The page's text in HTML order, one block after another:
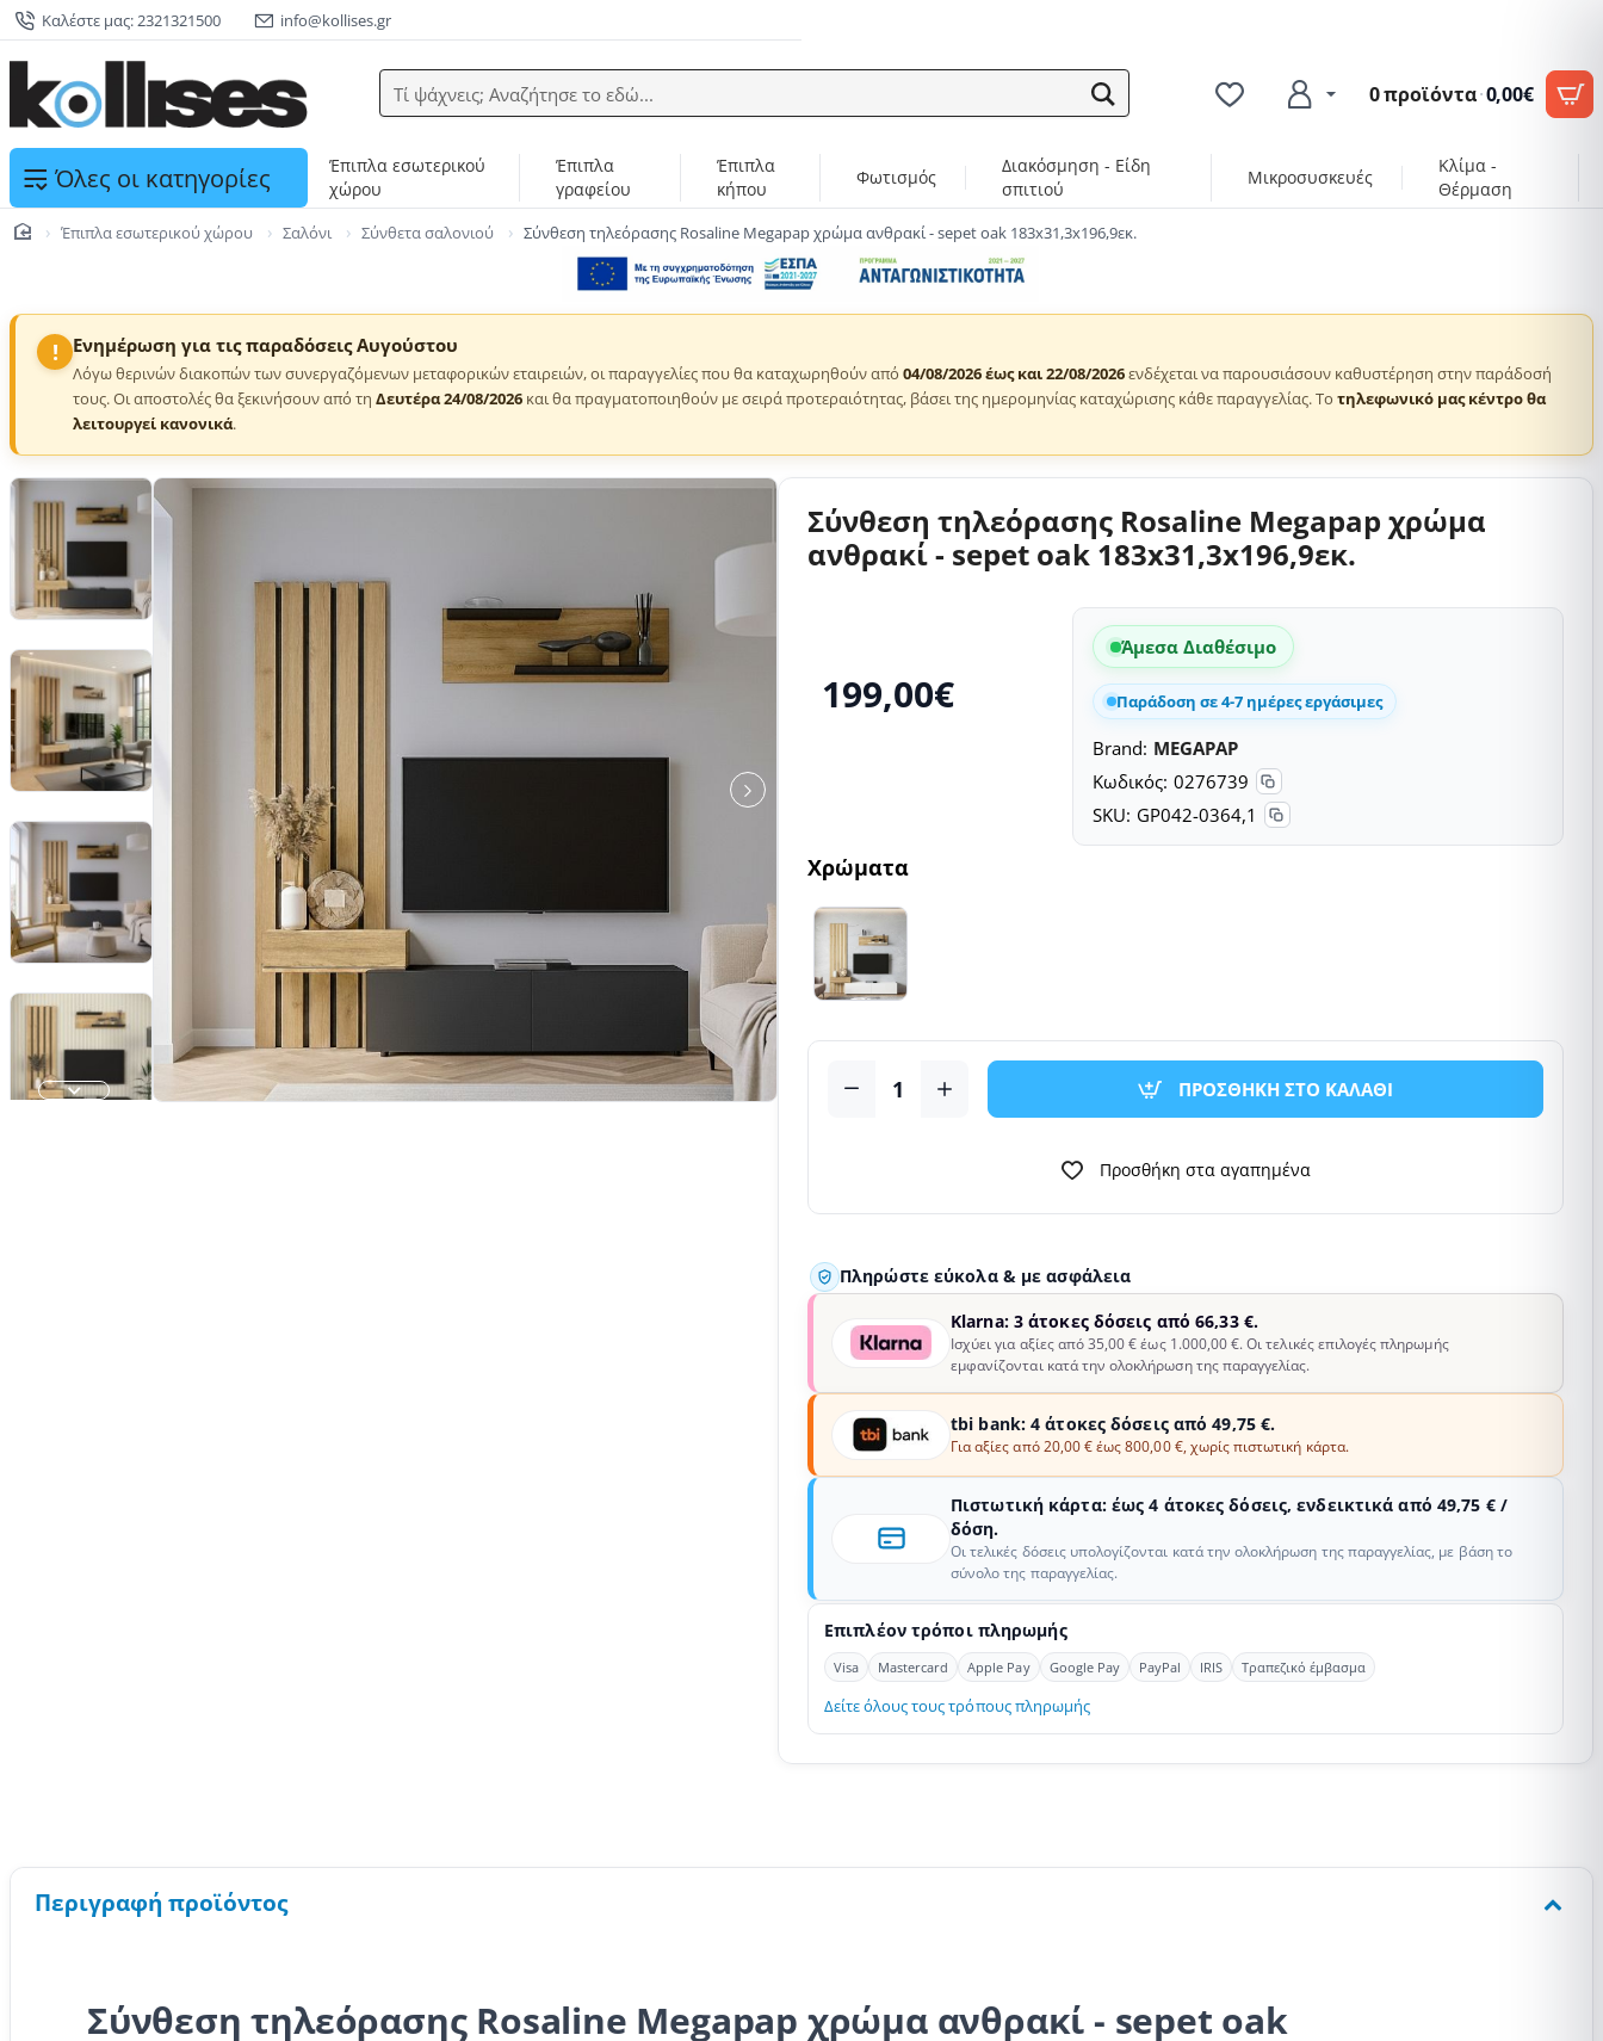
Καλέστε μας: 2321321500 info@kollises.gr
Τί ψάχνεις; Αναζήτησε το εδώ... 0 προϊόντα·0,00€
Όλες οι κατηγορίες
Έπιπλα εσωτερικού
χώρου
Έπιπλα
γραφείου
Έπιπλα
κήπου
Φωτισμός
Διακόσμηση - Είδη
σπιτιού
Μικροσυσκευές
Κλίμα -
Θέρμαση
Έπιπλα εσωτερικού χώρου Σαλόνι Σύνθετα σαλονιού Σύνθεση τηλεόρασης Rosaline Megapap χρώμα ανθρακί - sepet oak 183x31,3x196,9εκ.
! Ενημέρωση για τις παραδόσεις Αυγούστου
Λόγω θερινών διακοπών των συνεργαζόμενων μεταφορικών εταιρειών, οι παραγγελίες που θα καταχωρηθούν από 04/08/2026 έως και 22/08/2026ενδέχεται να παρουσιάσουν καθυστέρηση στην παράδοσή
τους. Οι αποστολές θα ξεκινήσουν από τη Δευτέρα 24/08/2026 και θα πραγματοποιηθούν με σειρά προτεραιότητας, βάσει της ημερομηνίας καταχώρισης κάθε παραγγελίας. Το τηλεφωνικό μας κέντρο θα
λειτουργεί κανονικά.
Σύνθεση τηλεόρασης Rosaline Megapap χρώμα
ανθρακί - sepet oak 183x31,3x196,9εκ.
199,00€
Άμεσα Διαθέσιμο
Παράδοση σε 4-7 ημέρες εργάσιμες
Brand: MEGAPAP
Κωδικός: 0276739
SKU: GP042-0364,1
Χρώματα
ΠΡΟΣΘΗΚΗ ΣΤΟ ΚΑΛΑΘΙ
Προσθήκη στα αγαπημένα
Πληρώστε εύκολα & με ασφάλεια
Klarna: 3 άτοκες δόσεις από 66,33 €.
Ισχύει για αξίες από 35,00 € έως 1.000,00 €. Οι τελικές επιλογές πληρωμής
εμφανίζονται κατά την ολοκλήρωση της παραγγελίας.
tbi bank: 4 άτοκες δόσεις από 49,75 €.
Για αξίες από 20,00 € έως 800,00 €, χωρίς πιστωτική κάρτα.
Πιστωτική κάρτα: έως 4 άτοκες δόσεις, ενδεικτικά από 49,75 € /
δόση.
Οι τελικές δόσεις υπολογίζονται κατά την ολοκλήρωση της παραγγελίας, με βάση το
σύνολο της παραγγελίας.
Επιπλέον τρόποι πληρωμής
Visa Mastercard Apple Pay Google Pay PayPal IRIS Τραπεζικό έμβασμα
Δείτε όλους τους τρόπους πληρωμής
Περιγραφή προϊόντος
Σύνθεση τηλεόρασης Rosaline Megapap χρώμα ανθρακί - sepet oak